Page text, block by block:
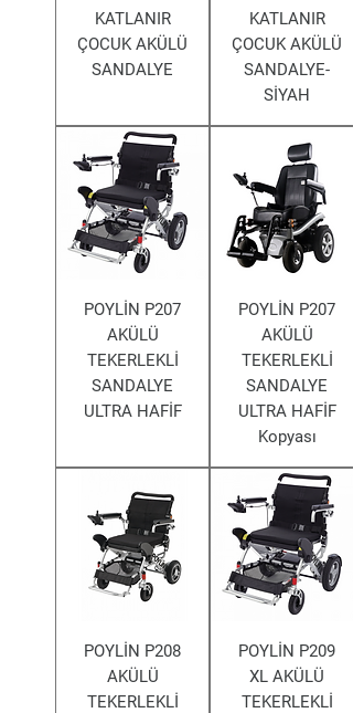
KATLANIR
ÇOCUK AKÜLÜ
SANDALYE-
SİYAH
KATLANIR
ÇOCUK AKÜLÜ
SANDALYE
POYLİN P207
AKÜLÜ
TEKERLEKLİ
SANDALYE
ULTRA HAFİF
Kopyası
POYLİN P207
AKÜLÜ
TEKERLEKLİ
SANDALYE
ULTRA HAFİF
POYLİN P209
XL AKÜLÜ
TEKERLEKLİ
POYLİN P208
AKÜLÜ
TEKERLEKLİ